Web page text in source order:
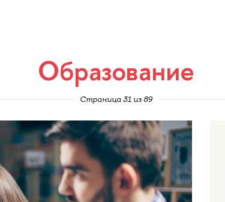
Образование
Страница 31 из 89